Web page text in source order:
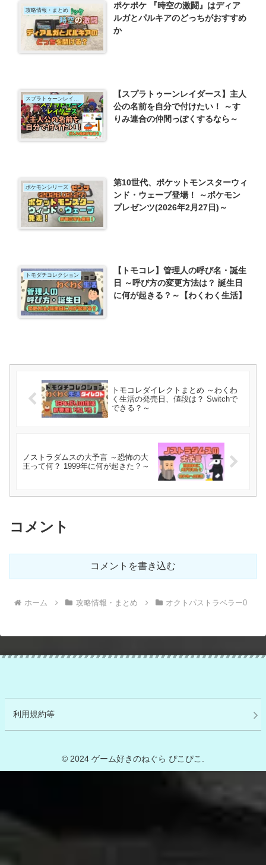
攻略情報・まとめ
ポケポケ 『時空の激闘』はディア
ルガとパルキアのどっちがおすすめ
か
スプラトゥーンレイダース
【スプラトゥーンレイダース】主人
公の名前を自分で付けたい！ ～す
りみ連合の仲間っぽくするなら～
ポケモンシリーズ
第10世代、ポケットモンスターウィ
ンド・ウェーブ登場！ ～ポケモン
プレゼンツ(2026年2月27日)～
トモダチコレクション
【トモコレ】管理人の呼び名・誕生
日 ～呼び方の変更方法は？ 誕生日
に何が起きる？～【わくわく生活】
トモコレダイレクトまとめ ～わくわ
く生活の発売日、値段は？ Switchで
できる？～
ノストラダムスの大予言 ～恐怖の大
王って何？ 1999年に何が起きた？～
コメント
コメントを書き込む
ホーム 攻略情報・まとめ オクトパストラベラー0
利用規約等
© 2024 ゲーム好きのねぐら ぴこぴこ.